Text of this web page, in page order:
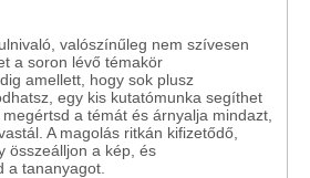
valószínűleg nem szívesen
a soron lévő témakör
amellett, hogy sok plusz
egy kis kutatómunka segíthet
a témát és árnyalja mindazt,
A magolás ritkán kifizetődő,
összeálljon a kép, és
a tananyagot.